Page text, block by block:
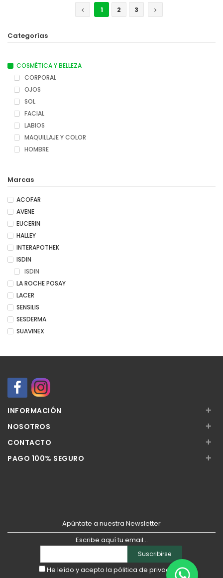
1
2 3
Categorías
COSMÉTICA Y BELLEZA
CORPORAL
OJOS
SOL
FACIAL
LABIOS
MAQUILLAJE Y COLOR
HOMBRE
Marcas
ACOFAR
AVENE
EUCERIN
HALLEY
INTERAPOTHEK
ISDIN
ISDIN
LA ROCHE POSAY
LACER
SENSILIS
SESDERMA
SUAVINEX
INFORMACIÓN +
NOSOTROS +
CONTACTO +
PAGO 100% SEGURO +
Apúntate a nuestra Newsletter
Escribe aquí tu email...
Suscribirse
He leído y acepto la pólitica de privacidad